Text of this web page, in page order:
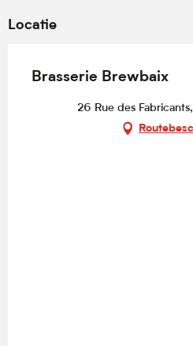
Locatie
Brasserie Brewbaix
26 Rue des